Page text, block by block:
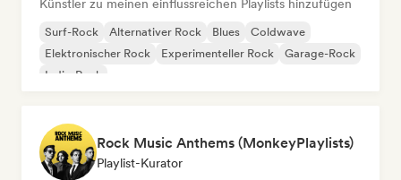
Künstler zu meinen einflussreichen Playlists hinzufügen
Surf-Rock Alternativer Rock Blues
Coldwave
Elektronischer Rock
Experimenteller Rock
Garage-Rock
Indie-Rock
Rock Music Anthems (MonkeyPlaylists)
Playlist-Kurator